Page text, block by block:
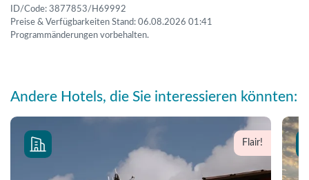
ID/Code: 3877853/H69992
Preise & Verfügbarkeiten Stand: 06.08.2026 01:41
Programmänderungen vorbehalten.
Andere Hotels, die Sie interessieren könnten:
Flair!